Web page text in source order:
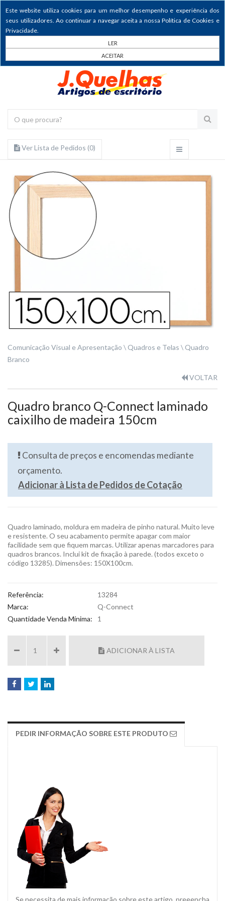
Este website utiliza cookies para um melhor desempenho e experiência dos
seus utilizadores. Ao continuar a navegar aceita a nossa Política de Cookies e
Privacidade.
LER
ACEITAR
Ver Lista de Pedidos (0)
Comunicação Visual e Apresentação Quadros e Telas
Quadro
Branco
VOLTAR
Quadro branco Q-Connect laminado
caixilho de madeira 150cm
Consulta de preços e encomendas mediante
orçamento.
Adicionar à Lista de Pedidos de Cotação
Quadro laminado, moldura em madeira de pinho natural. Muito leve
e resistente. O seu acabamento permite apagar com maior
facilidade sem que fiquem marcas. Utilizar apenas marcadores para
quadros brancos. Inclui kit de fixação à parede. (todos exceto o
código 13285). Dimensões: 150X100cm.
Referência:
13284
Marca:
Q-Connect
Quantidade Venda Mínima:
1
ADICIONAR À LISTA
PEDIR INFORMAÇÃO SOBRE ESTE PRODUTO
Se necessita de mais informação sobre este artigo, preeencha